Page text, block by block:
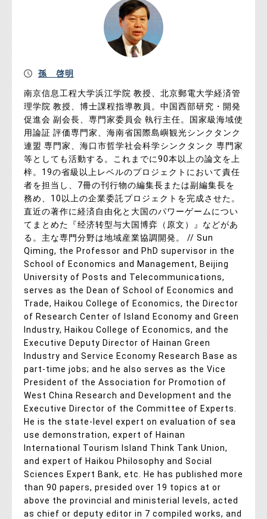
孫 啓明
南京信息工程大学浜江学院 教授、北京郵電大学経済管
理学院 教授、博士課程指導教員。中国西部研究・開発
促進会 副会長、専門家委員会 執行主任。国家級海域使
用論証 評価専門家、海南省国際島嶼観光シンクタンク
連盟 専門家、海口市哲学社会科学シンクタンク 専門家
等としても活動する。これまでに90本以上の論文を上
梓。19の省級以上レベルのプロジェクトにおいて責任
者を担当し、7冊の刊行物の編集長または副編集長を
務め、10以上の企業委託プロジェクトを完成させた。
直近の著作に経済自由化と大国のパワーゲームについ
てまとめた『经济转型与大国博弈（原文）』などがあ
る。主な専門分野は地域産業協調開発。 // Sun
Qiming, the Professor and PhD supervisor in the
School of Economics and Management, Beijing
University of Posts and Telecommunications,
serves as the Dean of School of Economics and
Trade, Haikou College of Economics, the Director
of Research Center of Island Economy and Green
Industry, Haikou College of Economics, and the
Executive Deputy Director of Hainan Green
Industry and Service Economy Research Base as
part-time jobs; and he also serves as the Vice
President of the Association for Promotion of
West China Research and Development and the
Executive Director of the Committee of Experts.
He is the state-level expert on evaluation of sea
use demonstration, expert of Hainan
International Tourism Island Think Tank Union,
and expert of Haikou Philosophy and Social
Sciences Expert Bank, etc. He has published more
than 90 papers, presided over 19 topics at or
above the provincial and ministerial levels, acted
as chief or deputy editor in 7 compiled works, and